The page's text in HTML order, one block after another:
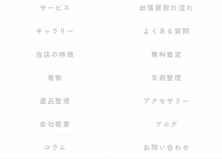
サービス 出張買取の流れ
ギャラリー よくある質問
当店の特徴 無料査定
着物 生前整理
遺品整理 アクセサリー
会社概要 ブログ
コラム お問い合わせ